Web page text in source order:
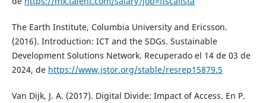
The Earth Institute, Columbia University and Ericsson.
(2016). Introduction: ICT and the SDGs. Sustainable
Development Solutions Network. Recuperado el 14 de 03 de
2024, de https://www.jstor.org/stable/resrep15879.5
Van Dijk, J. A. (2017). Digital Divide: Impact of Access. En P.